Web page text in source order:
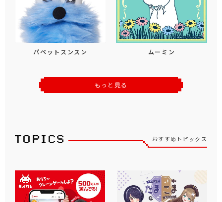
パペットスンスン ムーミン
もっと見る
おすすめトピックス